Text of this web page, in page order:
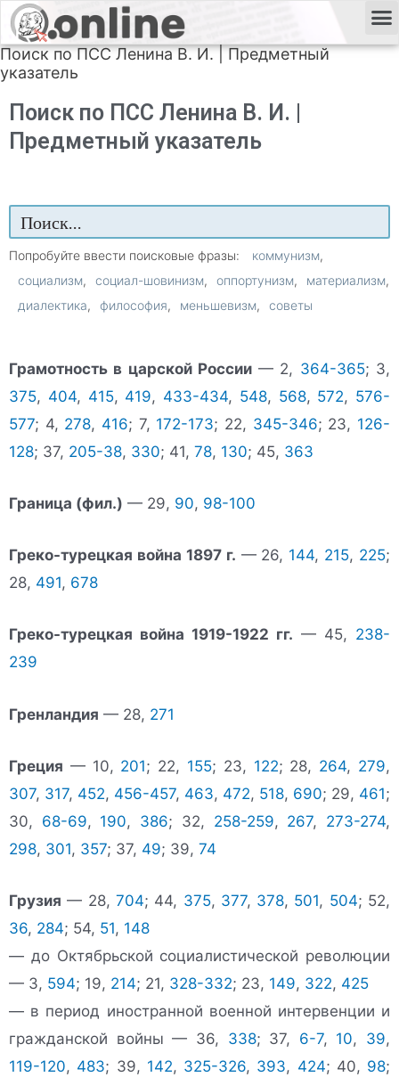
Поиск по ПСС Ленина В. И. | Предметный
указатель
Поиск по ПСС Ленина В. И. |
Предметный указатель
Попробуйте ввести поисковые фразы:
коммунизм
социализм
социал-шовинизм оппортунизм
материализм
диалектика
философия меньшевизм советы
Грамотность в царской России— 2, 364-365; 3,
375, 404, 415, 419, 433-434, 548, 568, 572, 576-
577; 4, 278, 416; 7, 172-173; 22, 345-346; 23, 126-
128; 37, 205-38, 330; 41, 78, 130; 45, 363
Граница (фил.) — 29, 90, 98-100
Греко-турецкая война 1897 г. — 26, 144, 215, 225;
28, 491, 678
Греко-турецкая война 1919-1922 гг. — 45, 238-
239
Гренландия — 28, 271
Греция — 10, 201; 22, 155; 23, 122; 28, 264, 279,
307, 317, 452, 456-457, 463, 472, 518, 690; 29, 461;
30, 68-69, 190, 386; 32, 258-259, 267, 273-274,
298, 301, 357; 37, 49; 39, 74
Грузия — 28, 704; 44, 375, 377, 378, 501, 504; 52,
36, 284; 54, 51, 148
— до Октябрьской социалистической революции
— 3, 594; 19, 214; 21, 328-332; 23, 149, 322, 425
— в период иностранной военной интервенции и
гражданской войны — 36, 338; 37, 6-7, 10, 39,
119-120, 483; 39, 142, 325-326, 393, 424; 40, 98;